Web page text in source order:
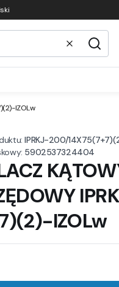
WyczyśćSzukaj
IZOLw
IPRKJ-200/
5902537324404
IZOLw